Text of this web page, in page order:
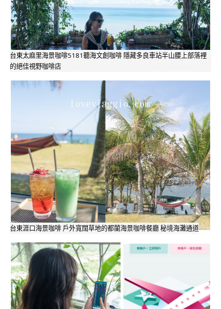
台東太麻里海景咖啡5181聽海文創咖啡 隱藏多良車站半山腰上部落裡
的絕佳視野咖啡店
台東涯口海景咖啡 戶外寬闊草地的都蘭海景咖啡餐廳 秘境海灘通道